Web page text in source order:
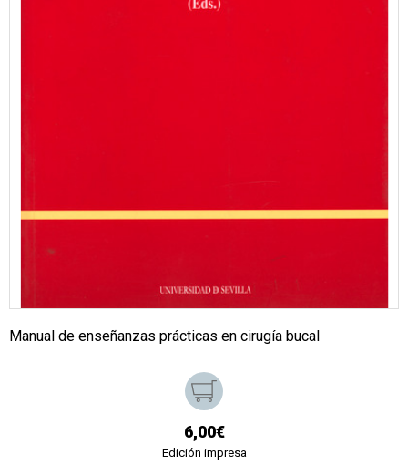
Manual de enseñanzas prácticas en cirugía bucal
6,00€
Edición impresa